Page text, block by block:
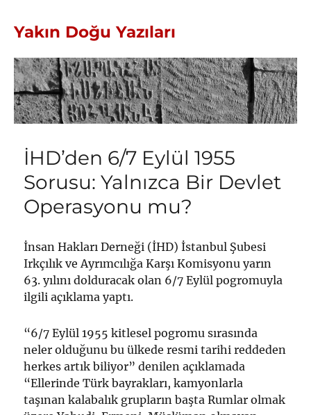
Yakın Doğu Yazıları
İHD’den 6/7 Eylül 1955
Sorusu: Yalnızca Bir Devlet
Operasyonu mu?
İnsan Hakları Derneği (İHD) İstanbul Şubesi
Irkçılık ve Ayrımcılığa Karşı Komisyonu yarın
63. yılını dolduracak olan 6/7 Eylül pogromuyla
ilgili açıklama yaptı.
“6/7 Eylül 1955 kitlesel pogromu sırasında
neler olduğunu bu ülkede resmi tarihi reddeden
herkes artık biliyor” denilen açıklamada
“Ellerinde Türk bayrakları, kamyonlarla
taşınan kalabalık grupların başta Rumlar olmak